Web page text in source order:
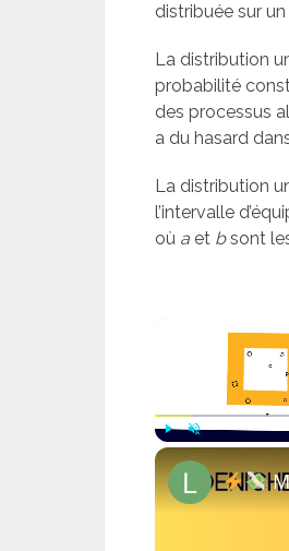
distribuée sur
La distribution
probabilité
des processus
a du hasard
La distribution
l’intervalle
où a et bsont